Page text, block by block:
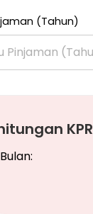
(Tahun)
KPR